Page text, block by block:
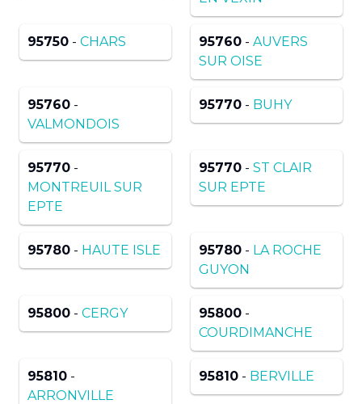
95750 - CHARS 95760 - AUVERS
SUR OISE
95760 -
VALMONDOIS
95770 - BUHY
95770 -
MONTREUIL SUR
EPTE
95770 - ST CLAIR
SUR EPTE
95780 - HAUTE ISLE 95780 - LA ROCHE
GUYON
95800 - CERGY 95800 -
COURDIMANCHE
95810 -
ARRONVILLE
95810 - BERVILLE